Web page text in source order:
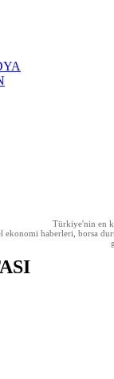
Türkiye'nin en
ekonomi haberleri, borsa